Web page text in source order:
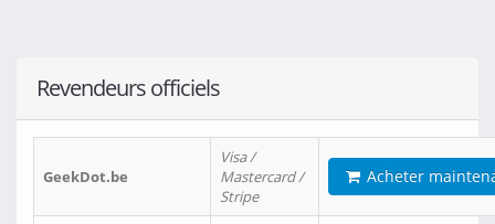
Revendeurs officiels
GeekDot.be
Visa /
Mastercard /
Stripe
Acheter